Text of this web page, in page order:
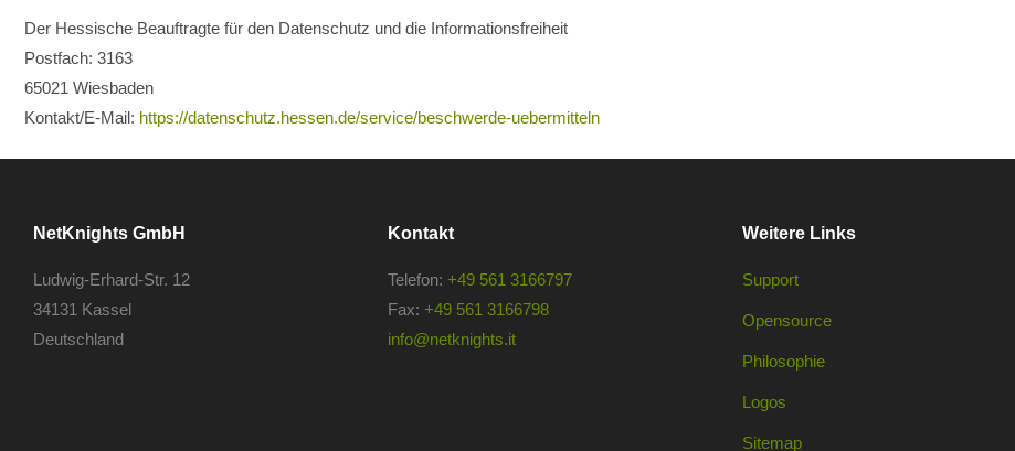
Der Hessische Beauftragte für den Datenschutz und die Informationsfreiheit
Postfach: 3163
65021 Wiesbaden
Kontakt/E-Mail: https://datenschutz.hessen.de/service/beschwerde-uebermitteln
NetKnights GmbH
Ludwig-Erhard-Str. 12
34131 Kassel
Deutschland
Kontakt
Telefon: +49 561 3166797
Fax: +49 561 3166798
info@netknights.it
Weitere Links
Support
Opensource
Philosophie
Logos
Sitemap